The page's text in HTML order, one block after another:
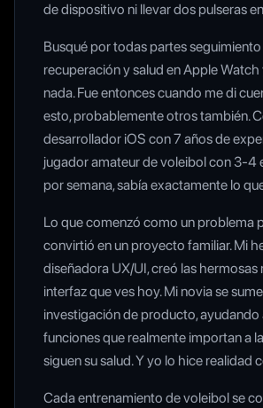
de dispositivo ni llevar dos pulseras
Busqué por todas partes
recuperación y salud en Apple
nada. Fue entonces cuando me di
esto, probablemente otros también.
desarrollador iOS con 7 años de
jugador amateur de voleibol con 3-4
por semana, sabía exactamente lo
Lo que comenzó como un problema
convirtió en un proyecto familiar. Mi
diseñadora UX/UI, creó las hermosas
interfaz que ves hoy. Mi novia se
investigación de producto, ayudando
funciones que realmente importan a
siguen su salud. Y yo lo hice realidad
Cada entrenamiento de voleibol se